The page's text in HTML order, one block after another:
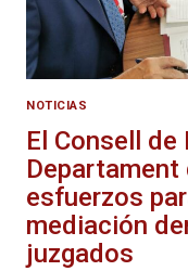
NOTICIAS
El Consell de
esfuerzos
mediación
juzgados